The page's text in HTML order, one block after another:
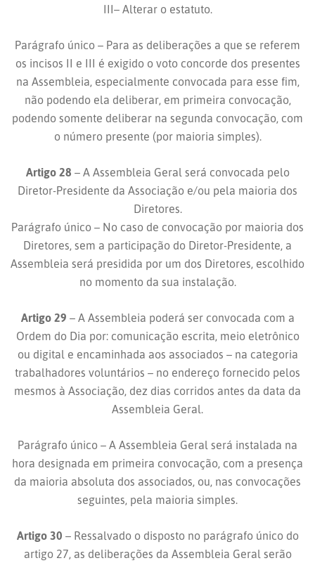
III– Alterar o estatuto.
Parágrafo único – Para as deliberações a que se referem
os incisos II e III é exigido o voto concorde dos presentes
na Assembleia, especialmente convocada para esse fim,
não podendo ela deliberar, em primeira convocação,
podendo somente deliberar na segunda convocação, com
o número presente (por maioria simples).
Artigo 28 – A Assembleia Geral será convocada pelo
Diretor-Presidente da Associação e/ou pela maioria dos
Diretores.
Parágrafo único – No caso de convocação por maioria dos
Diretores, sem a participação do Diretor-Presidente, a
Assembleia será presidida por um dos Diretores, escolhido
no momento da sua instalação.
Artigo 29 – A Assembleia poderá ser convocada com a
Ordem do Dia por: comunicação escrita, meio eletrônico
ou digital e encaminhada aos associados – na categoria
trabalhadores voluntários – no endereço fornecido pelos
mesmos à Associação, dez dias corridos antes da data da
Assembleia Geral.
Parágrafo único – A Assembleia Geral será instalada na
hora designada em primeira convocação, com a presença
da maioria absoluta dos associados, ou, nas convocações
seguintes, pela maioria simples.
Artigo 30 – Ressalvado o disposto no parágrafo único do
artigo 27, as deliberações da Assembleia Geral serão